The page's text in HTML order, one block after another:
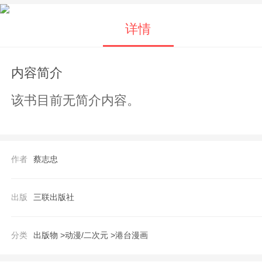
详情
内容简介
该书目前无简介内容。
作者 蔡志忠
出版 三联出版社
分类 出版物 >动漫/二次元 >港台漫画